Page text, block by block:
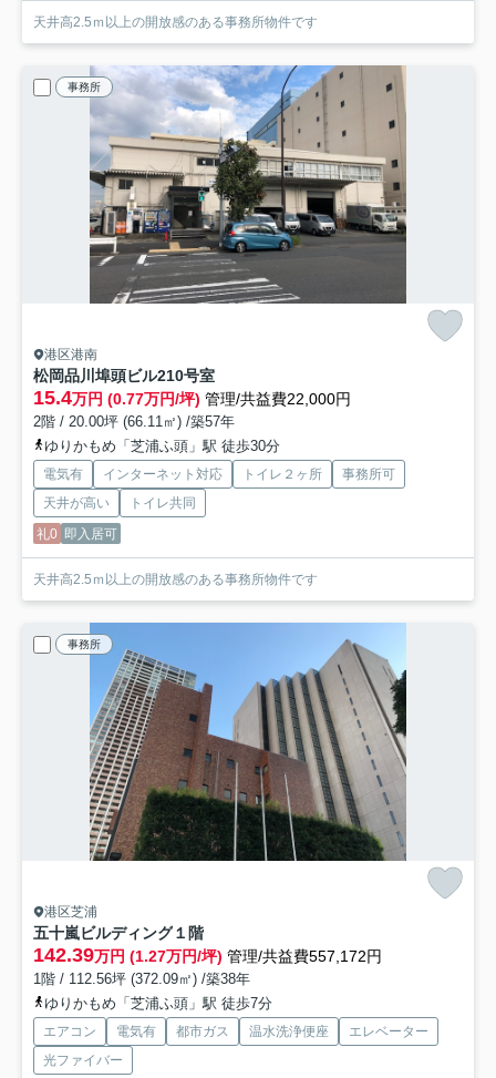
天井高2.5ｍ以上の開放感のある事務所物件です
事務所
港区港南
松岡品川埠頭ビル210号室
15.4万円 (0.77万円/坪) 管理/共益費22,000円
2階 / 20.00坪 (66.11㎡) /築57年
ゆりかもめ「芝浦ふ頭」駅 徒歩30分
電気有 インターネット対応 トイレ２ヶ所
事務所可
天井が高い
トイレ共同
礼0 即入居可
天井高2.5ｍ以上の開放感のある事務所物件です
事務所
港区芝浦
五十嵐ビルディング１階
142.39万円 (1.27万円/坪) 管理/共益費557,172円
1階 / 112.56坪 (372.09㎡) /築38年
ゆりかもめ「芝浦ふ頭」駅 徒歩7分
エアコン 電気有 都市ガス 温水洗浄便座
エレベーター
光ファイバー